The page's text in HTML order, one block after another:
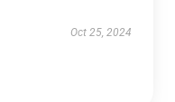
Oct 25, 2024